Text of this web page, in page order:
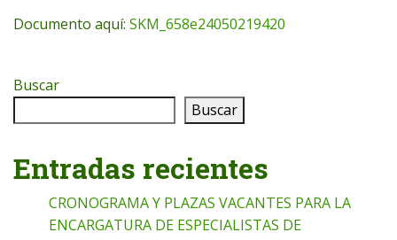
Documento aquí: SKM_658e24050219420
Buscar
Buscar
Entradas recientes
CRONOGRAMA Y PLAZAS VACANTES PARA LA
ENCARGATURA DE ESPECIALISTAS DE